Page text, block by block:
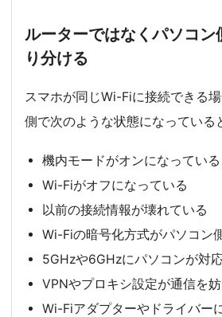
ルーターではなくパソコン
り分ける
スマホが同じWi-Fiに接続できる
側で次のような状態になっている
機内モードがオンになっている
Wi-Fiがオフになっている
以前の接続情報が壊れている
Wi-Fiの暗号化方式がパソコン
5GHzや6GHzにパソコンが対
VPNやプロキシ設定が通信を
Wi-Fiアダプターやドライバー